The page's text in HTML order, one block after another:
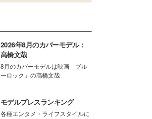
2026年8月のカバーモデル：
高橋文哉
8月のカバーモデルは映画「ブル
ーロック」の高橋文哉
モデルプレスランキング
各種エンタメ・ライフスタイルに